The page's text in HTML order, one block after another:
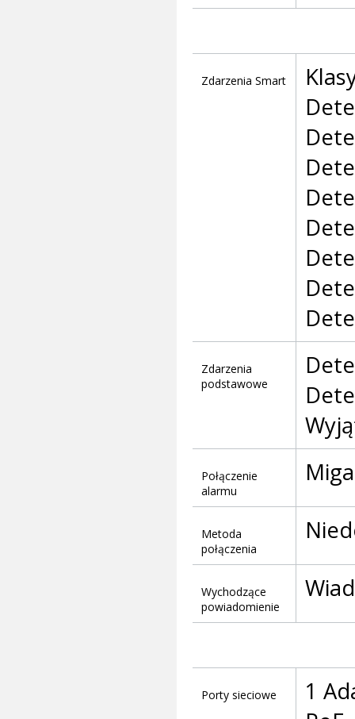
Zdarzenia Smart
Zdarzenia
podstawowe
Połączenie
alarmu
Metoda
połączenia
Wychodzące
powiadomienie
Porty sieciowe
1